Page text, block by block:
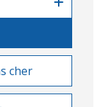
cher